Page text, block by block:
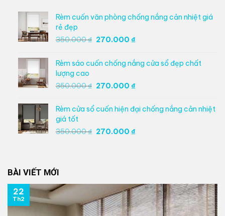
Rèm cuốn văn phòng chống nắng cản nhiệt giá
rẻ đẹp
350.000₫ Giá
là:
350.000 ₫.
270.000 ₫Giá
tại
là:
270.000 ₫.
Rèm sáo cuốn chống nắng cửa sổ đẹp chất
lượng cao
350.000₫ Giá
là:
350.000 ₫.
270.000 ₫Giá
tại
là:
270.000 ₫.
Rèm cửa sổ cuốn hiện đại chống nắng cản nhiệt
giá tốt
350.000₫ Giá
270.000 ₫Giá
BÀI VIẾT MỚI
22
Th2